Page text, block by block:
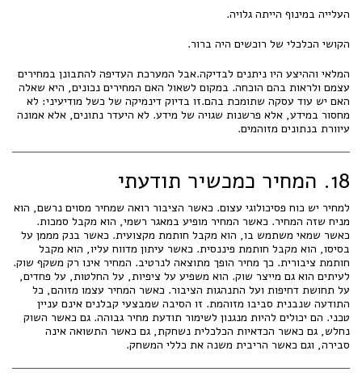
העלייה במינוף הייתה גלויה.
הקושי הכלכלי של רוכשים היה ברור.
המלאי וההיצע היו ניתנים לבדיקה.אבל המערכת העדיפה להתבונן במחירים
עצמם ולראות בהם הוכחה. במקום לשאול האם המחירים נכונים, היא שאלה
האם יש עוד עסקה שתומכת בהם.זו בדיוק דינמיקה של כשל מודיעיני: לא
מחסור במידע, אלא פרשנות שגויה של מידע. לא היעדר נתונים, אלא אמונה
עיוורת בנתונים מזוהמים.
18. המחיר כמכשיר תודעתי
למחיר יש כוח פסיכולוגי עצום. כאשר הציבור רואה שמחיר מסוים נרשם, הוא
מניח שזה המחיר. כאשר המחיר מופיע במאגר רשמי, הוא מקבל סמכות.
כאשר שמאי משתמש בו, הוא מקבל חותמת מקצועית. כאשר בנק מממן על
בסיסו, הוא מקבל חותמת פיננסית. כאשר עיתון מדווח עליו, הוא מקבל
חותמת ציבורית. כך מחיר הופך מתוצאה לנרטיב. המחיר אינו רק משקף שוק.
לעיתים הוא גם מייצר שוק. הוא משפיע על ציפיות, על החלטות, על פחדים,
על תחושת דחיפות ועל התנהגות הציבור. כאשר המחיר עצמו מזוהם, כל
התודעה שנבנית סביבו מזוהמת. זו הסיבה שמבצעי קבלנים אינם עניין
טכני. הם יכולים להיות מנגנון לשימור תודעת מחיר גבוהה. גם כאשר השוק
נחלש, גם כאשר הכדאיות הכלכלית נשחקת, גם כאשר התשואה אינה
סבירה, וגם כאשר הריבית משנה את כללי המשחק.